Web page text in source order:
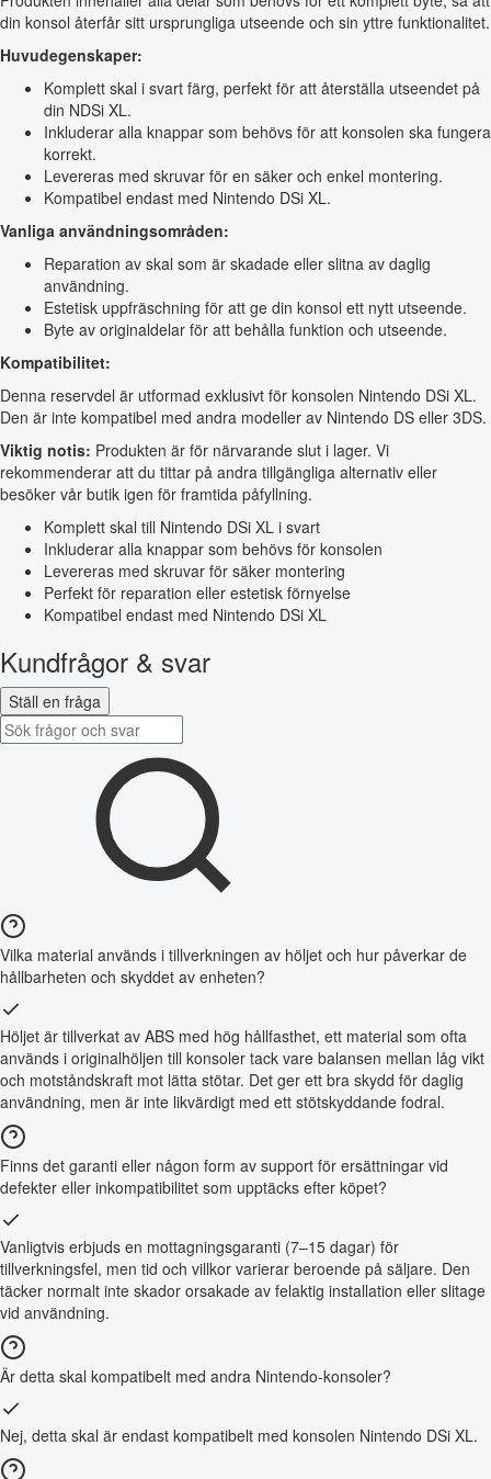
din konsol återfår sitt ursprungliga utseende och sin yttre funktionalitet.
Huvudegenskaper:
Komplett skal i svart färg, perfekt för att återställa utseendet på
din NDSi XL.
Inkluderar alla knappar som behövs för att konsolen ska fungera
korrekt.
Levereras med skruvar för en säker och enkel montering.
Kompatibel endast med Nintendo DSi XL.
Vanliga användningsområden:
Reparation av skal som är skadade eller slitna av daglig
användning.
Estetisk uppfräschning för att ge din konsol ett nytt utseende.
Byte av originaldelar för att behålla funktion och utseende.
Kompatibilitet:
Denna reservdel är utformad exklusivt för konsolen Nintendo DSi XL.
Den är inte kompatibel med andra modeller av Nintendo DS eller 3DS.
Viktig notis: Produkten är för närvarande slut i lager. Vi
rekommenderar att du tittar på andra tillgängliga alternativ eller
besöker vår butik igen för framtida påfyllning.
Komplett skal till Nintendo DSi XL i svart
Inkluderar alla knappar som behövs för konsolen
Levereras med skruvar för säker montering
Perfekt för reparation eller estetisk förnyelse
Kompatibel endast med Nintendo DSi XL
Kundfrågor & svar
Ställ en fråga
Vilka material används i tillverkningen av höljet och hur påverkar de
hållbarheten och skyddet av enheten?
Höljet är tillverkat av ABS med hög hållfasthet, ett material som ofta
används i originalhöljen till konsoler tack vare balansen mellan låg vikt
och motståndskraft mot lätta stötar. Det ger ett bra skydd för daglig
användning, men är inte likvärdigt med ett stötskyddande fodral.
Finns det garanti eller någon form av support för ersättningar vid
defekter eller inkompatibilitet som upptäcks efter köpet?
Vanligtvis erbjuds en mottagningsgaranti (7–15 dagar) för
tillverkningsfel, men tid och villkor varierar beroende på säljare. Den
täcker normalt inte skador orsakade av felaktig installation eller slitage
vid användning.
Är detta skal kompatibelt med andra Nintendo-konsoler?
Nej, detta skal är endast kompatibelt med konsolen Nintendo DSi XL.